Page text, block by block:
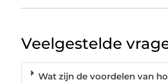
Veelgestelde
Wat zijn de voordelen van